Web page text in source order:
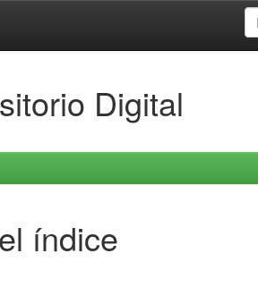
Digital
índice